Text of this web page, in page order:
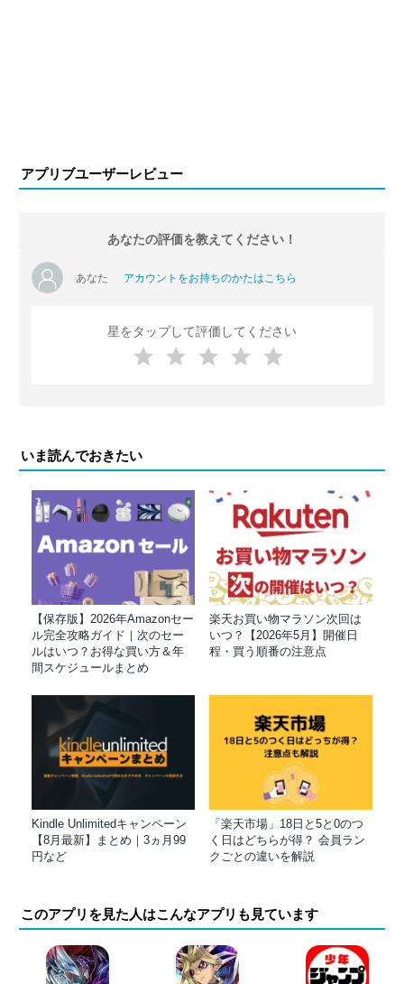
アプリブユーザーレビュー
あなたの評価を教えてください！
あなた アカウントをお持ちのかたはこちら
星をタップして評価してください
いま読んでおきたい
【保存版】2026年Amazonセー
ル完全攻略ガイド｜次のセー
ルはいつ？お得な買い方＆年
間スケジュールまとめ
楽天お買い物マラソン次回は
いつ？【2026年5月】開催日
程・買う順番の注意点
Kindle Unlimitedキャンペーン
【8月最新】まとめ｜3ヵ月99
円など
「楽天市場」18日と5と0のつ
く日はどちらが得？ 会員ラン
クごとの違いを解説
このアプリを見た人はこんなアプリも見ています